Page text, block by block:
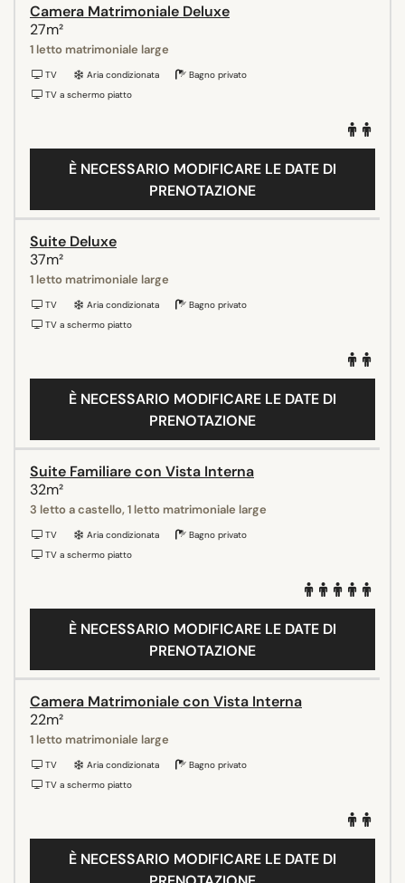
Camera Matrimoniale Deluxe
27m²
1 letto matrimoniale large
TV Aria condizionata
Bagno privato
TV a schermo piatto
È NECESSARIO MODIFICARE LE DATE DI
PRENOTAZIONE
Suite Deluxe
37m²
1 letto matrimoniale large
TV Aria condizionata
Bagno privato
TV a schermo piatto
È NECESSARIO MODIFICARE LE DATE DI
PRENOTAZIONE
Suite Familiare con Vista Interna
32m²
3 letto a castello, 1 letto matrimoniale large
TV Aria condizionata
Bagno privato
TV a schermo piatto
È NECESSARIO MODIFICARE LE DATE DI
PRENOTAZIONE
Camera Matrimoniale con Vista Interna
22m²
1 letto matrimoniale large
TV Aria condizionata
Bagno privato
TV a schermo piatto
È NECESSARIO MODIFICARE LE DATE DI